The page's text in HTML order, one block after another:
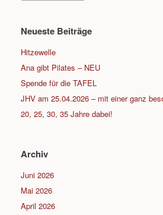
Neueste Beiträge
Hitzewelle
Ana gibt Pilates – NEU
Spende für die TAFEL
JHV am 25.04.2026 – mit einer ganz
20, 25, 30, 35 Jahre dabei!
Archiv
Juni 2026
Mai 2026
April 2026